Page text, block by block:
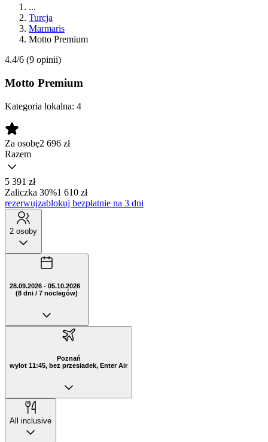
...
Turcja
Marmaris
Motto Premium
4.4/6 (9 opinii)
Motto Premium
Kategoria lokalna: 4
Za osobę2 696 zł
Razem
5 391 zł
Zaliczka 30%1 610 zł
rezerwujzablokuj bezpłatnie na 3 dni
2 osoby
28.09.2026 - 05.10.2026
(8 dni / 7 noclegów)
Poznań
wylot 11:45, bez przesiadek, Enter Air
All inclusive